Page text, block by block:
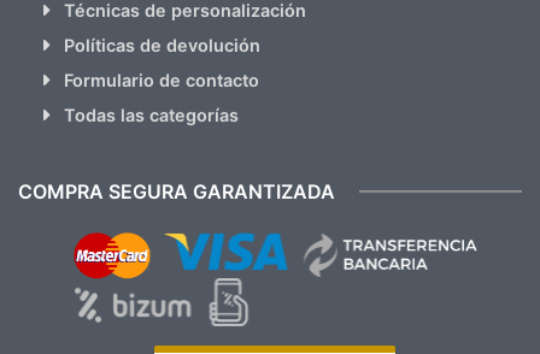
Técnicas de personalización
Políticas de devolución
Formulario de contacto
Todas las categorías
COMPRA SEGURA GARANTIZADA